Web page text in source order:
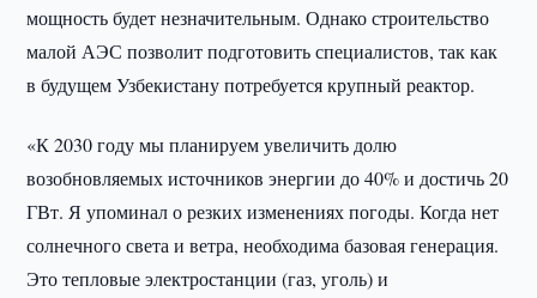
мощность будет незначительным. Однако строительство
малой АЭС позволит подготовить специалистов, так как
в будущем Узбекистану потребуется крупный реактор.
«К 2030 году мы планируем увеличить долю
возобновляемых источников энергии до 40% и достичь 20
ГВт. Я упоминал о резких изменениях погоды. Когда нет
солнечного света и ветра, необходима базовая генерация.
Это тепловые электростанции (газ, уголь) и